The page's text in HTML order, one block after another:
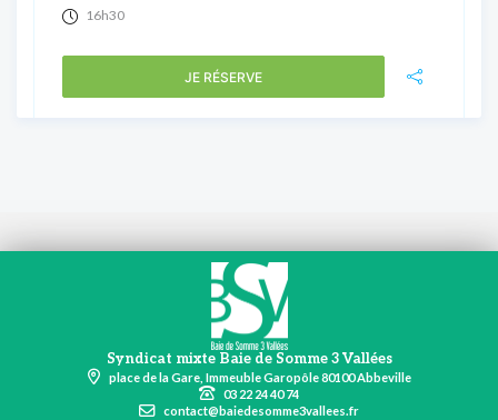
16h30
JE RÉSERVE
Syndicat mixte Baie de Somme 3 Vallées
place de la Gare, Immeuble Garopôle 80100 Abbeville
03 22 24 40 74
contact@baiedesomme3vallees.fr